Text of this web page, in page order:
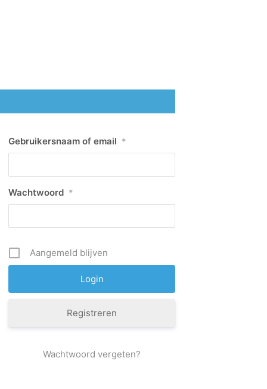
Gebruikersnaam of email *
Wachtwoord *
Aangemeld blijven
Registreren
Wachtwoord vergeten?